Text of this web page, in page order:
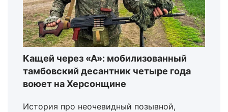
Кащей через «А»: мобилизованный
тамбовский десантник четыре года
воюет на Херсонщине
История про неочевидный позывной,